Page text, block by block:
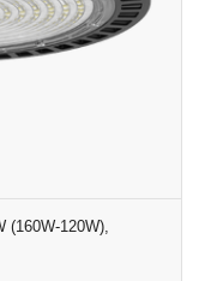
(160W-120W),